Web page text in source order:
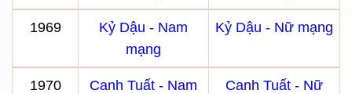
1969
Kỷ Dậu - Nam
mạng
Kỷ Dậu - Nữ mạng
1970
Canh Tuất - Nam
Canh Tuất - Nữ